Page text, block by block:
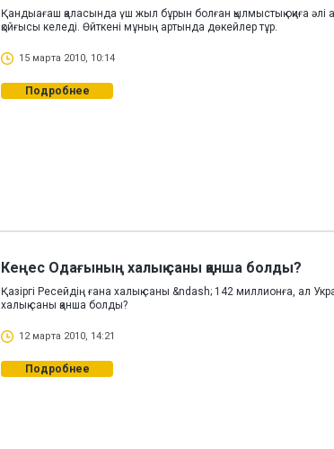
Қандыағаш қаласында үш жыл бұрын болған қылмыстық оқиға
қойғысы келеді. Өйткені мұның артында дөкейлер тұр.
15 марта 2010, 10:14
Подробнее
Кеңес Одағының халық саны қанша болды?
Қазіргі Ресейдің ғана халық саны &ndash; 142 миллионға, ал
халық саны қанша болды?
12 марта 2010, 14:21
Подробнее